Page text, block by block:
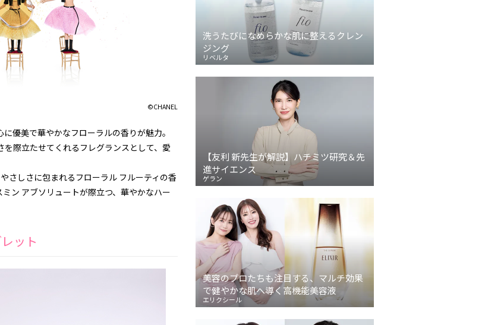
©CHANEL
優美で華やかなフローラルの香りが魅力。
際立たせてくれるフレグランスとして、愛
さしさに包まれるフローラル フルーティの香
ン アブソリュートが際立つ、華やかなハー
ット
洗うたびになめらかな肌に整えるクレン
ジング
リベルタ
【友利 新先生が解説】ハチミツ研究＆先
進サイエンス
ゲラン
美容のプロたちも注目する、マルチ効果
で健やかな肌へ導く高機能美容液
エリクシール